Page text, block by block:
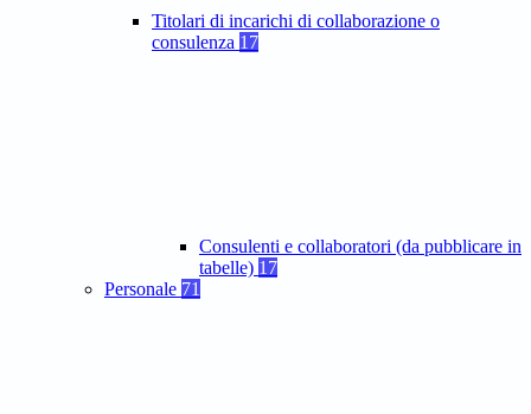
Titolari di incarichi di collaborazione o
consulenza 17
Consulenti e collaboratori (da pubblicare in
tabelle) 17
Personale 71